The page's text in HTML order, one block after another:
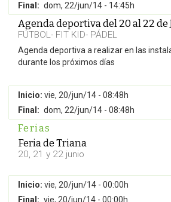
Final: dom, 22/jun/14 - 14:45h
Agenda deportiva del 20 al 22 de
FÚTBOL- FIT KID- PÁDEL
Agenda deportiva a realizar en las
durante los próximos días
Inicio: vie, 20/jun/14 - 08:48h
Final: dom, 22/jun/14 - 08:48h
Ferias
Feria de Triana
20, 21 y 22 junio
Inicio: vie, 20/jun/14 - 00:00h
Final: vie, 20/jun/14 - 00:00h